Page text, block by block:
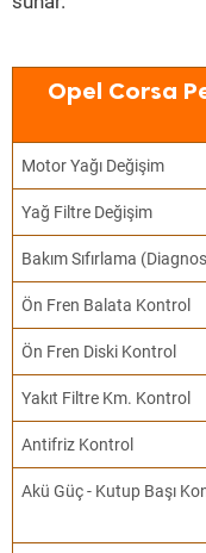
Opel Corsa
Motor Yağı Değişim
Yağ Filtre Değişim
Bakım Sıfırlama
Ön Fren Balata Kontrol
Ön Fren Diski Kontrol
Yakıt Filtre Km. Kontrol
Antifriz Kontrol
Akü Güç - Kutup Başı